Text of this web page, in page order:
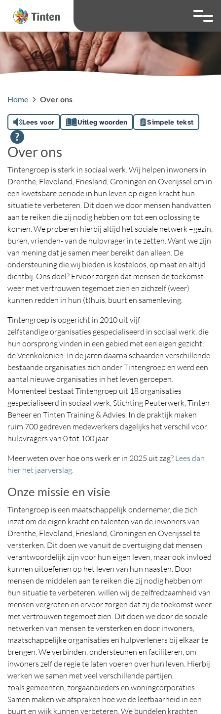
overslaan
Hoog contrast
Ga naar
Home Over ons
Lees voor Uitleg woorden Simpele tekst
Over ons
Tintengroep is sterk in sociaal werk. Wij helpen inwoners in
Drenthe, Flevoland, Friesland, Groningen en Overijssel om in
een kwetsbare periode in hun leven op eigen kracht hun
situatie te verbeteren. Dit doen we door mensen handvatten
aan te reiken die zij nodig hebben om tot een oplossing te
komen. We proberen hierbij altijd het sociale netwerk –gezin,
buren, vrienden- van de hulpvrager in te zetten. Want we zijn
van mening dat je samen meer bereikt dan alleen. De
ondersteuning die wij bieden is kosteloos, op maat en altijd
dichtbij. Ons doel? Ervoor zorgen dat mensen de toekomst
weer met vertrouwen tegemoet zien en zichzelf (weer)
kunnen redden in hun (t)huis, buurt en samenleving.
Tintengroep is opgericht in 2010 uit vijf
zelfstandige organisaties gespecialiseerd in sociaal werk, die
hun oorsprong vinden in een gebied met een eigen gezicht:
de Veenkoloniën. In de jaren daarna schaarden verschillende
bestaande organisaties zich onder Tintengroep en werd een
aantal nieuwe organisaties in het leven geroepen.
Momenteel bestaat Tintengroep uit 18 organisaties
gespecialiseerd in sociaal werk, Stichting Peuterwerk, Tinten
Beheer en Tinten Training & Advies. In de praktijk maken
ruim 700 gedreven medewerkers dagelijks het verschil voor
hulpvragers van 0 tot 100 jaar.
Meer weten over hoe ons werk er in 2025 uit zag? Lees dan
hier het jaarverslag.
Onze missie en visie
Tintengroep is een maatschappelijk ondernemer, die zich
inzet om de eigen kracht en talenten van de inwoners van
Drenthe, Flevoland, Friesland, Groningen en Overijssel te
versterken. Dit doen we vanuit de overtuiging dat mensen
verantwoordelijk zijn voor hun eigen leven, maar ook invloed
kunnen uitoefenen op het leven van hun naasten. Door
mensen de middelen aan te reiken die zij nodig hebben om
hun situatie te verbeteren, willen wij de zelfredzaamheid van
mensen vergroten en ervoor zorgen dat zij de toekomst weer
met vertrouwen tegemoet zien. Dit doen we door de sociale
netwerken van mensen te versterken en door inwoners,
maatschappelijke organisaties en hulpverleners bij elkaar te
brengen. We verbinden, ondersteunen en faciliteren, om
inwoners zelf de regie te laten voeren over hun leven. Hierbij
werken we samen met veel verschillende partijen,
zoals gemeenten, zorgaanbieders en woningcorporaties.
Samen maken we afspraken hoe we de leefbaarheid in een
buurt en wijk kunnen verbeteren. We bundelen krachten